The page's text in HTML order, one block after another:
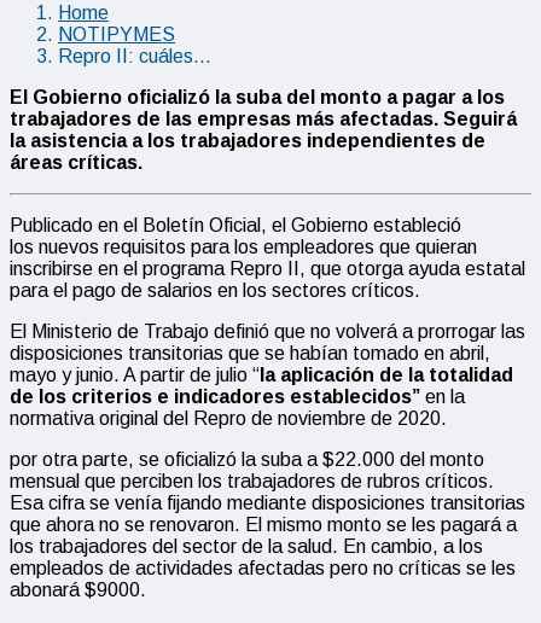
Home
NOTIPYMES
Repro II: cuáles…
El Gobierno oficializó la suba del monto a pagar a los
trabajadores de las empresas más afectadas. Seguirá
la asistencia a los trabajadores independientes de
áreas críticas.
Publicado en el Boletín Oficial, el Gobierno estableció
los nuevos requisitos para los empleadores que quieran
inscribirse en el programa Repro II, que otorga ayuda estatal
para el pago de salarios en los sectores críticos.
El Ministerio de Trabajo definió que no volverá a prorrogar las
disposiciones transitorias que se habían tomado en abril,
mayo y junio. A partir de julio “ la aplicación de la totalidad
de los criterios e indicadores establecidos” en la
normativa original del Repro de noviembre de 2020.
por otra parte, se oficializó la suba a $22.000 del monto
mensual que perciben los trabajadores de rubros críticos.
Esa cifra se venía fijando mediante disposiciones transitorias
que ahora no se renovaron. El mismo monto se les pagará a
los trabajadores del sector de la salud. En cambio, a los
empleados de actividades afectadas pero no críticas se les
abonará $9000.